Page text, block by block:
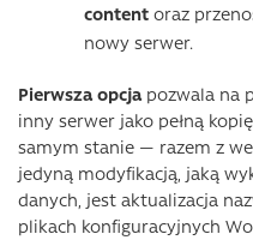
content oraz
nowy serwer.
Pierwsza opcja pozwala na
inny serwer jako pełną
samym stanie — razem z
jedyną modyfikacją, jaką
danych, jest aktualizacja
plikach konfiguracyjnych